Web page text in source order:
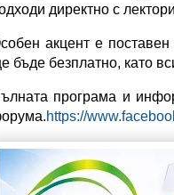
директно с
акцент е
бъде безплатно, като
програма и
https://